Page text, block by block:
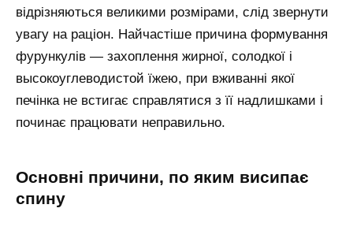
відрізняються великими розмірами, слід звернути
увагу на раціон. Найчастіше причина формування
фурункулів — захоплення жирної, солодкої і
высокоуглеводистой їжею, при вживанні якої
печінка не встигає справлятися з її надлишками і
починає працювати неправильно.
основні причини, по яким висипає
спину